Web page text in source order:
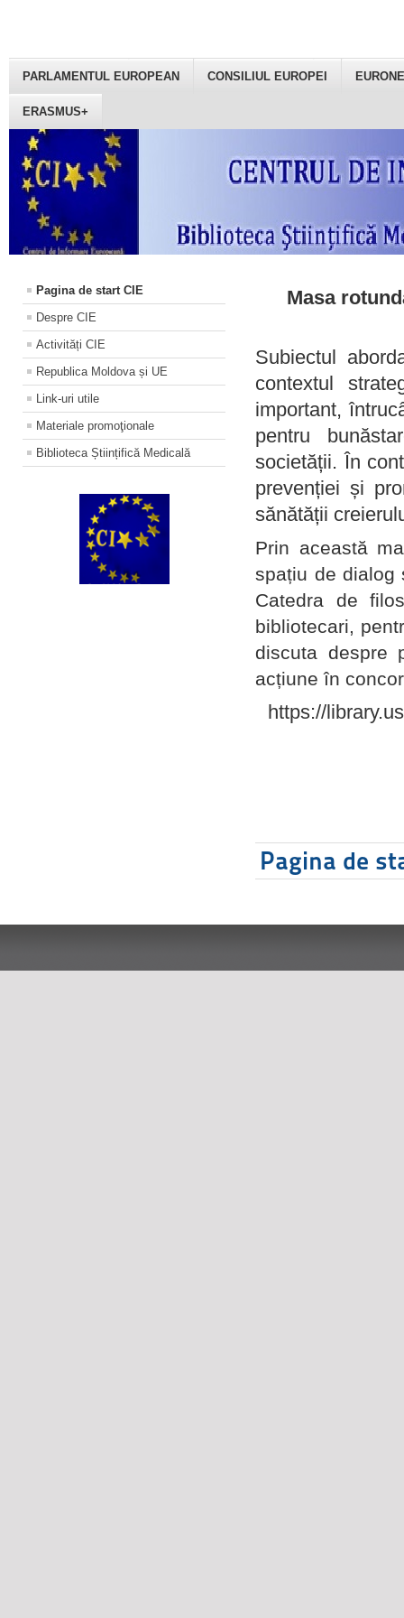
PARLAMENTUL EUROPEAN CONSILIUL EUROPEI
ERASMUS+
Pagina de start CIE
Despre CIE
Activități CIE
Republica Moldova și UE
Link-uri utile
Materiale promoţionale
Biblioteca Științifică Medicală
Masa
Subiectul
contextul
important,
pentru
societății. În
prevenției și
sănătății
Prin această
spațiu de dialog
Catedra de
bibliotecari,
discuta despre
acțiune în
https://
Pagina de